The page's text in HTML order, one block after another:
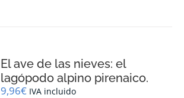
El ave de las nieves: el
lagópodo alpino pirenaico.
9,96€ IVA incluido